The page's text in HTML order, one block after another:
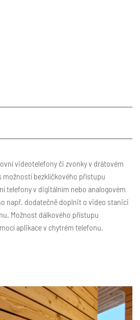
videotelefony či zvonky v drátovém
možností bezklíčkového přístupu
telefony v digitálním nebo analogovém
např. dodatečně doplnit o video stanici
Možnost dálkového přístupu
aplikace v chytrém telefonu.